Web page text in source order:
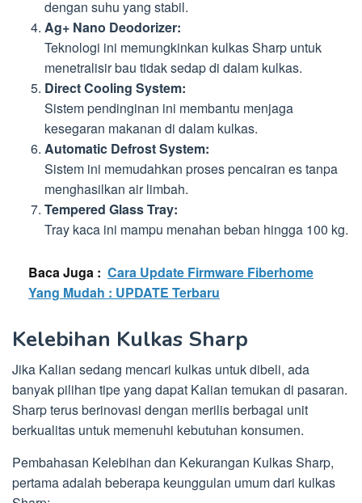
dengan suhu yang stabil.
Ag+ Nano Deodorizer:
Teknologi ini memungkinkan kulkas Sharp untuk
menetralisir bau tidak sedap di dalam kulkas.
Direct Cooling System:
Sistem pendinginan ini membantu menjaga
kesegaran makanan di dalam kulkas.
Automatic Defrost System:
Sistem ini memudahkan proses pencairan es tanpa
menghasilkan air limbah.
Tempered Glass Tray:
Tray kaca ini mampu menahan beban hingga 100 kg.
Baca Juga : Cara Update Firmware Fiberhome
Yang Mudah : UPDATE Terbaru
Kelebihan Kulkas Sharp
Jika Kalian sedang mencari kulkas untuk dibeli, ada
banyak pilihan tipe yang dapat Kalian temukan di pasaran.
Sharp terus berinovasi dengan merilis berbagai unit
berkualitas untuk memenuhi kebutuhan konsumen.
Pembahasan Kelebihan dan Kekurangan Kulkas Sharp,
pertama adalah beberapa keunggulan umum dari kulkas